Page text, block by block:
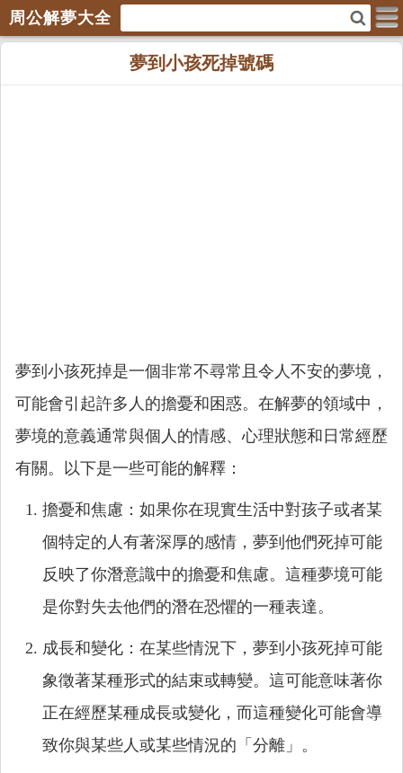
周公解夢大全
夢到小孩死掉號碼
夢到小孩死掉是一個非常不尋常且令人不安的夢境，
可能會引起許多人的擔憂和困惑。在解夢的領域中，
夢境的意義通常與個人的情感、心理狀態和日常經歷
有關。以下是一些可能的解釋：
擔憂和焦慮：如果你在現實生活中對孩子或者某
個特定的人有著深厚的感情，夢到他們死掉可能
反映了你潛意識中的擔憂和焦慮。這種夢境可能
是你對失去他們的潛在恐懼的一種表達。
成長和變化：在某些情況下，夢到小孩死掉可能
象徵著某種形式的結束或轉變。這可能意味著你
正在經歷某種成長或變化，而這種變化可能會導
致你與某些人或某些情況的「分離」。